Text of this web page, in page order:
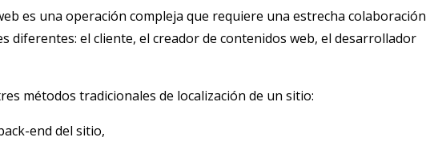
es una operación compleja que requiere una estrecha colaboración
diferentes: el cliente, el creador de contenidos web, el desarrollador
métodos tradicionales de localización de un sitio:
end del sitio,